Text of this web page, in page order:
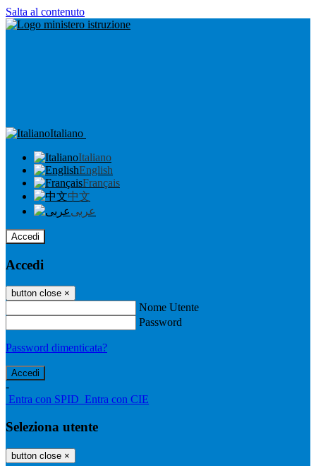
Salta al contenuto
Italiano
Italiano
English
Français
中文
عربى
Accedi
Accedi
button close ×
Nome Utente
Password
Password dimenticata?
-
Entra con SPID Entra con CIE
Seleziona utente
button close ×